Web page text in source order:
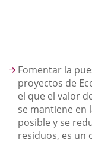
Descripción
Fomentar la
proyectos de
el que el valor
se mantiene en
posible y se
residuos, es un